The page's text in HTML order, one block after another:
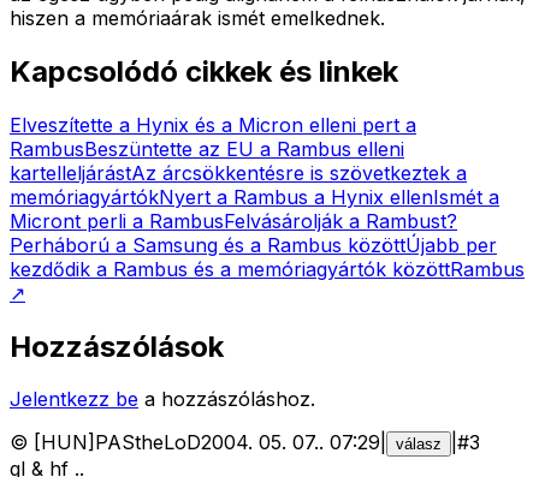
hiszen a memóriaárak ismét emelkednek.
Kapcsolódó cikkek és linkek
Elveszítette a Hynix és a Micron elleni pert a
RambusBeszüntette az EU a Rambus elleni
kartelleljárástAz árcsökkentésre is szövetkeztek a
memóriagyártókNyert a Rambus a Hynix ellenIsmét a
Micront perli a RambusFelvásárolják a Rambust?
Perháború a Samsung és a Rambus közöttÚjabb per
kezdődik a Rambus és a memóriagyártók közöttRambus
↗
Hozzászólások
Jelentkezz be a hozzászóláshoz.
© [HUN]PAStheLoD2004. 05. 07.. 07:29 válasz #3
gl & hf ..